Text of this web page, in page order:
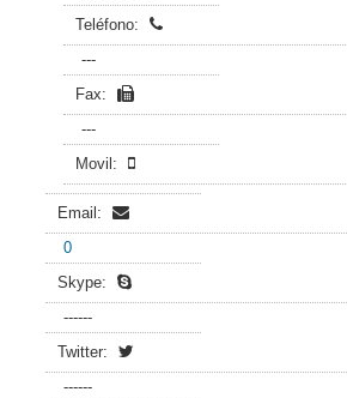
Teléfono:
---
Fax:
---
Movil:
Email:
0
Skype:
------
Twitter:
------